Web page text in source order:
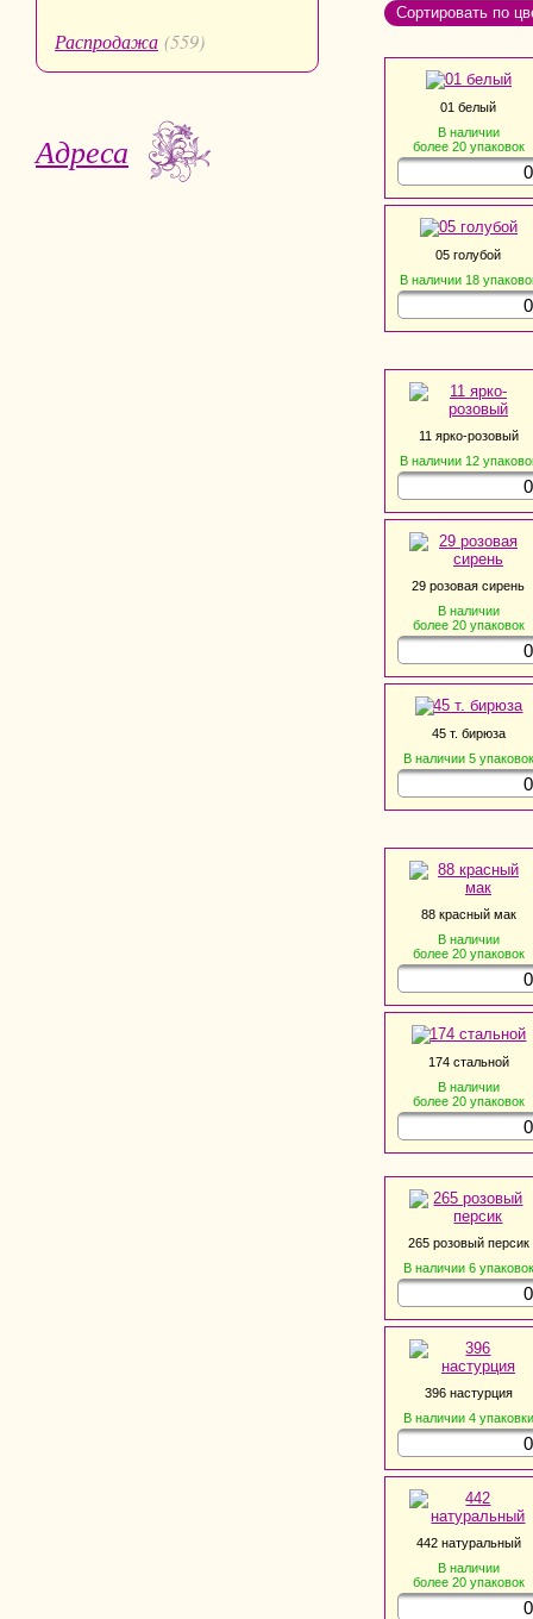
Распродажа (559)
Адреса
Сортировать по
01 белый
В наличии
более 20 упаковок
05 голубой
В наличии 18
11 ярко-розовый
В наличии 12
29 розовая сирень
В наличии
более 20 упаковок
45 т. бирюза
В наличии 5 упаковок
88 красный мак
В наличии
более 20 упаковок
174 стальной
В наличии
более 20 упаковок
265 розовый персик
В наличии 6 упаковок
396 настурция
В наличии 4 упаковки
442 натуральный
В наличии
более 20 упаковок